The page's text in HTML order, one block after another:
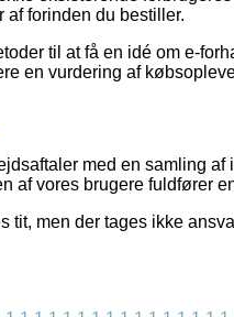
forinden du bestiller.
til at få en idé om e-
en vurdering af
med en samling af
af vores brugere fuldfører
men der tages ikke